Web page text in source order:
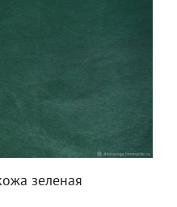
зеленая